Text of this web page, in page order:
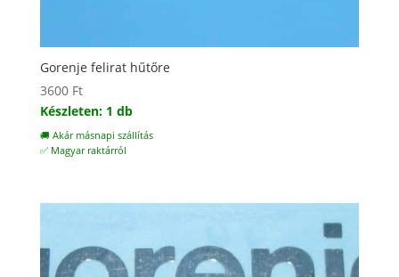
Gorenje felirat hűtőre
3600 Ft
Készleten: 1 db
🚚 Akár másnapi szállítás
✅ Magyar raktárról